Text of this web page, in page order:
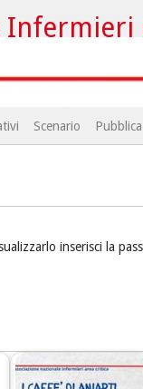
Infermieri
Scenario
inserisci la